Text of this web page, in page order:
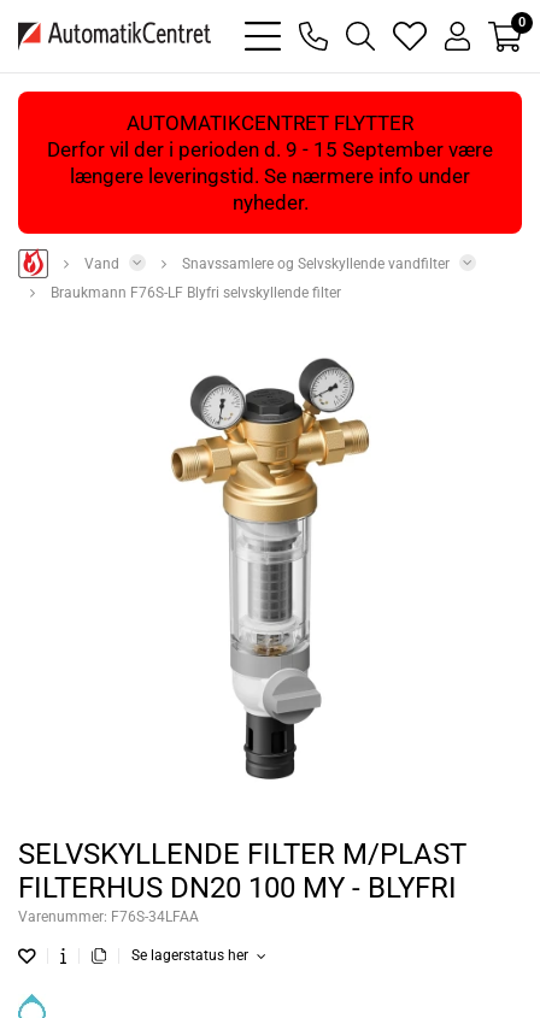
bars
light
phone
magnifying
glass
heart
light
user
light
0
AUTOMATIKCENTRET FLYTTER
Derfor vil der i perioden d. 9 - 15 September være
længere leveringstid. Se nærmere info under
nyheder.
Vand
Snavssamlere og Selvskyllende vandfilter
Braukmann F76S-LF Blyfri selvskyllende filter
SELVSKYLLENDE FILTER M/PLAST
FILTERHUS DN20 100 MY - BLYFRI
Varenummer: F76S-34LFAA
Se lagerstatus her